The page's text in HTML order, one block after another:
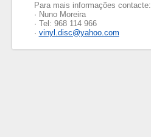
Para mais informações contacte:
· Nuno Moreira
· Tel: 968 114 966
· vinyl.disc@yahoo.com